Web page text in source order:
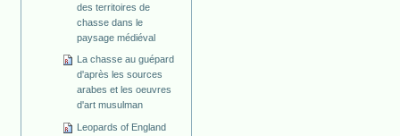
des territoires de
chasse dans le
paysage médiéval
La chasse au guépard
d'après les sources
arabes et les oeuvres
d'art musulman
Leopards of England